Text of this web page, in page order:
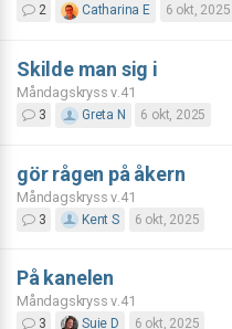
2 Catharina E 6 okt, 2025
Skilde man sig i
Måndagskryss v.41
3 Greta N 6 okt, 2025
gör rågen på åkern
Måndagskryss v.41
3 Kent S 6 okt, 2025
På kanelen
Måndagskryss v.41
3 Suie D 6 okt, 2025